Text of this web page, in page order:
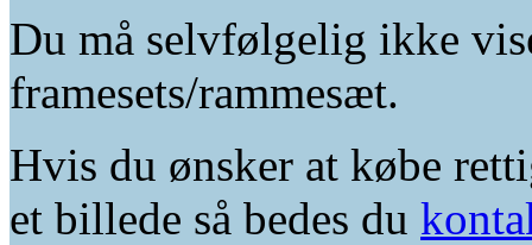
Du må selvfølgelig ikke
framesets/rammesæt.
Hvis du ønsker at købe
et billede så bedes du